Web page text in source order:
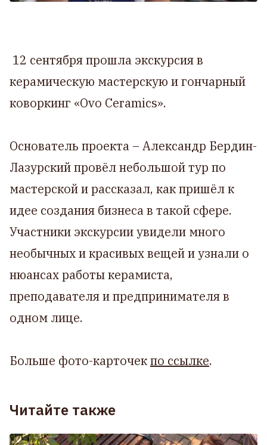
12 сентября прошла экскурсия в
керамическую мастерскую и гончарный
коворкинг «Ovo Ceramics».
Основатель проекта – Александр Бердин-
Лазурский провёл небольшой тур по
мастерской и рассказал, как пришёл к
идее создания бизнеса в такой сфере.
Участники экскурсии увидели много
необычных и красивых вещей и узнали о
нюансах работы керамиста,
преподавателя и предпринимателя в
одном лице.
Больше фото-карточекпо ссылке.
Читайте также